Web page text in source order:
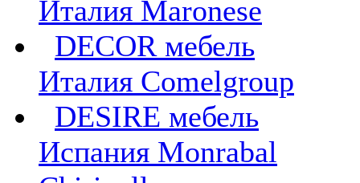
Италия Maronese
DECOR мебель
Италия Comelgroup
DESIRE мебель
Испания Monrabal